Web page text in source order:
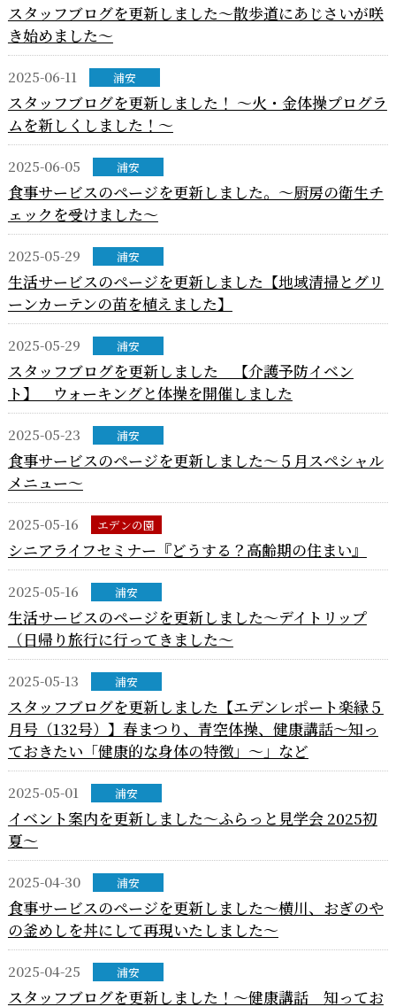
スタッフブログを更新しました～散歩道にあじさいが咲
き始めました～
2025-06-11 浦安
スタッフブログを更新しました！ ～火・金体操プログラ
ムを新しくしました！～
2025-06-05 浦安
食事サービスのページを更新しました。～厨房の衛生チ
ェックを受けました～
2025-05-29 浦安
生活サービスのページを更新しました【地域清掃とグリ
ーンカーテンの苗を植えました】
2025-05-29 浦安
スタッフブログを更新しました 【介護予防イベン
ト】 ウォーキングと体操を開催しました
2025-05-23 浦安
食事サービスのページを更新しました～５月スペシャル
メニュー～
2025-05-16 エデンの園
シニアライフセミナー『どうする？高齢期の住まい』
2025-05-16 浦安
生活サービスのページを更新しました～デイトリップ
（日帰り旅行に行ってきました～
2025-05-13 浦安
スタッフブログを更新しました【エデンレポート楽縁５
月号（132号）】春まつり、青空体操、健康講話～知っ
ておきたい「健康的な身体の特徴」～」など
2025-05-01 浦安
イベント案内を更新しました～ふらっと見学会 2025初
夏～
2025-04-30 浦安
食事サービスのページを更新しました～横川、おぎのや
の釜めしを丼にして再現いたしました～
2025-04-25 浦安
スタッフブログを更新しました！～健康講話 知ってお